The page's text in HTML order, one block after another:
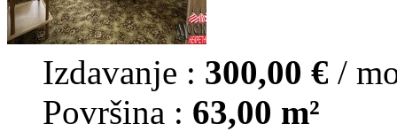
Izdavanje : 300,00 € /
Površina : 63,00 m²